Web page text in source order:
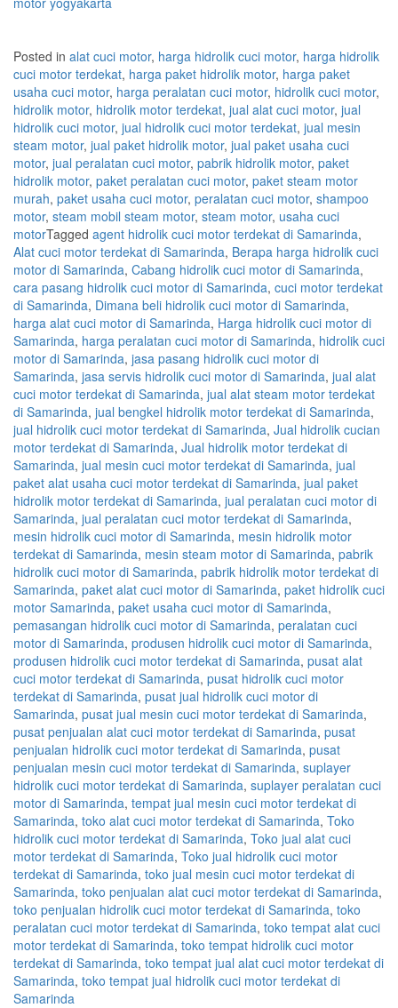
Posted in alat cuci motor, harga hidrolik cuci motor, harga hidrolik
cuci motor terdekat, harga paket hidrolik motor, harga paket
usaha cuci motor, harga peralatan cuci motor, hidrolik cuci motor,
hidrolik motor, hidrolik motor terdekat, jual alat cuci motor, jual
hidrolik cuci motor, jual hidrolik cuci motor terdekat, jual mesin
steam motor, jual paket hidrolik motor, jual paket usaha cuci
motor, jual peralatan cuci motor, pabrik hidrolik motor, paket
hidrolik motor, paket peralatan cuci motor, paket steam motor
murah, paket usaha cuci motor, peralatan cuci motor, shampoo
motor, steam mobil steam motor, steam motor, usaha cuci
motorTagged agent hidrolik cuci motor terdekat di Samarinda,
Alat cuci motor terdekat di Samarinda, Berapa harga hidrolik cuci
motor di Samarinda, Cabang hidrolik cuci motor di Samarinda,
cara pasang hidrolik cuci motor di Samarinda, cuci motor terdekat
di Samarinda, Dimana beli hidrolik cuci motor di Samarinda,
harga alat cuci motor di Samarinda, Harga hidrolik cuci motor di
Samarinda, harga peralatan cuci motor di Samarinda, hidrolik cuci
motor di Samarinda, jasa pasang hidrolik cuci motor di
Samarinda, jasa servis hidrolik cuci motor di Samarinda, jual alat
cuci motor terdekat di Samarinda, jual alat steam motor terdekat
di Samarinda, jual bengkel hidrolik motor terdekat di Samarinda,
jual hidrolik cuci motor terdekat di Samarinda, Jual hidrolik cucian
motor terdekat di Samarinda, Jual hidrolik motor terdekat di
Samarinda, jual mesin cuci motor terdekat di Samarinda, jual
paket alat usaha cuci motor terdekat di Samarinda, jual paket
hidrolik motor terdekat di Samarinda, jual peralatan cuci motor di
Samarinda, jual peralatan cuci motor terdekat di Samarinda,
mesin hidrolik cuci motor di Samarinda, mesin hidrolik motor
terdekat di Samarinda, mesin steam motor di Samarinda, pabrik
hidrolik cuci motor di Samarinda, pabrik hidrolik motor terdekat di
Samarinda, paket alat cuci motor di Samarinda, paket hidrolik cuci
motor Samarinda, paket usaha cuci motor di Samarinda,
pemasangan hidrolik cuci motor di Samarinda, peralatan cuci
motor di Samarinda, produsen hidrolik cuci motor di Samarinda,
produsen hidrolik cuci motor terdekat di Samarinda, pusat alat
cuci motor terdekat di Samarinda, pusat hidrolik cuci motor
terdekat di Samarinda, pusat jual hidrolik cuci motor di
Samarinda, pusat jual mesin cuci motor terdekat di Samarinda,
pusat penjualan alat cuci motor terdekat di Samarinda, pusat
penjualan hidrolik cuci motor terdekat di Samarinda, pusat
penjualan mesin cuci motor terdekat di Samarinda, suplayer
hidrolik cuci motor terdekat di Samarinda, suplayer peralatan cuci
motor di Samarinda, tempat jual mesin cuci motor terdekat di
Samarinda, toko alat cuci motor terdekat di Samarinda, Toko
hidrolik cuci motor terdekat di Samarinda, Toko jual alat cuci
motor terdekat di Samarinda, Toko jual hidrolik cuci motor
terdekat di Samarinda, toko jual mesin cuci motor terdekat di
Samarinda, toko penjualan alat cuci motor terdekat di Samarinda,
toko penjualan hidrolik cuci motor terdekat di Samarinda, toko
peralatan cuci motor terdekat di Samarinda, toko tempat alat cuci
motor terdekat di Samarinda, toko tempat hidrolik cuci motor
terdekat di Samarinda, toko tempat jual alat cuci motor terdekat di
Samarinda, toko tempat jual hidrolik cuci motor terdekat di
Samarinda